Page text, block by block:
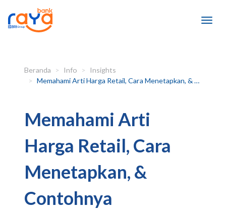
Beranda Info
Insights
Memahami Arti Harga Retail, Cara Menetapkan, & Contohnya
Memahami Arti
Harga Retail, Cara
Menetapkan, &
Contohnya